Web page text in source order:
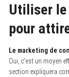
Utiliser
pour
Le marketing de
Oui, c’est un moyen
section expliquera